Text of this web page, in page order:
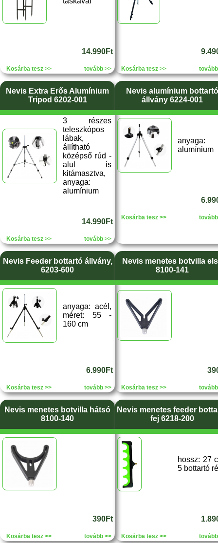
14.990Ft
Kosárba tesz >> tovább >> Kosárba tesz >>
Nevis Extra Erős Alumínium
Tripod 6202-001
3 részes
teleszkópos
lábak,
állítható
középső rúd -
alul is
kitámasztva,
anyaga:
alumínium
14.990Ft
Kosárba tesz >> tovább >>
Nevis alumínium bottartó
állvány 6224-001
anyaga:
alumínium
Kosárba tesz >>
Nevis Feeder bottartó állvány,
6203-600
anyaga: acél,
méret: 55 -
160 cm
6.990Ft
Kosárba tesz >> tovább >>
Nevis menetes botvilla
8100-141
Kosárba tesz >>
Nevis menetes botvilla hátsó
8100-140
390Ft
Kosárba tesz >> tovább >>
Nevis menetes feeder
fej 6218-200
hossz: 27
5 bottartó
Kosárba tesz >>